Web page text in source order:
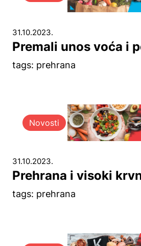
31.10.2023.
Premali unos voća i
tags: prehrana
Novosti
31.10.2023.
Prehrana i visoki
tags: prehrana